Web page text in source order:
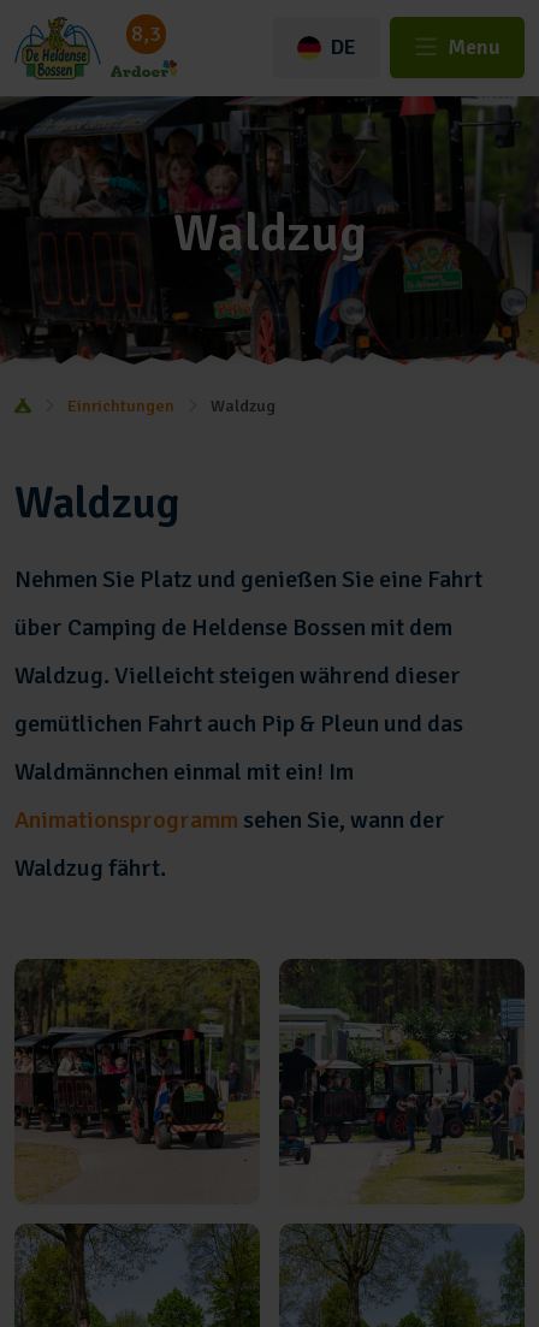
8,3
DE Menu
Waldzug
Einrichtungen Waldzug
Waldzug
Nehmen Sie Platz und genießen Sie eine Fahrt
über Camping de Heldense Bossen mit dem
Waldzug. Vielleicht steigen während dieser
gemütlichen Fahrt auch Pip & Pleun und das
Waldmännchen einmal mit ein! Im
Animationsprogramm sehen Sie, wann der
Waldzug fährt.